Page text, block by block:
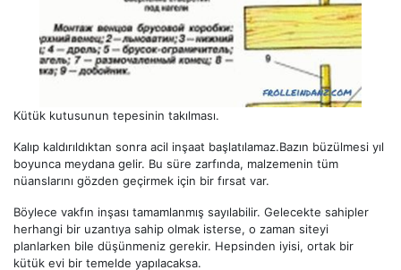
Kütük kutusunun tepesinin takılması.
Kalıp kaldırıldıktan sonra acil inşaat başlatılamaz.Bazın büzülmesi yıl
boyunca meydana gelir. Bu süre zarfında, malzemenin tüm
nüanslarını gözden geçirmek için bir fırsat var.
Böylece vakfın inşası tamamlanmış sayılabilir. Gelecekte sahipler
herhangi bir uzantıya sahip olmak isterse, o zaman siteyi
planlarken bile düşünmeniz gerekir. Hepsinden iyisi, ortak bir
kütük evi bir temelde yapılacaksa.